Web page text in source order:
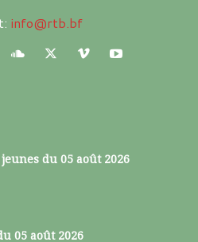
info@rtb.bf
du 05 août 2026
05 août 2026